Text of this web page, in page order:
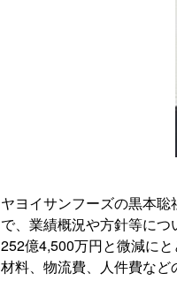
ヤヨイサンフーズの黒本
で、業績概況や方針等に
252億4,500万円と微減に
材料、物流費、人件費など